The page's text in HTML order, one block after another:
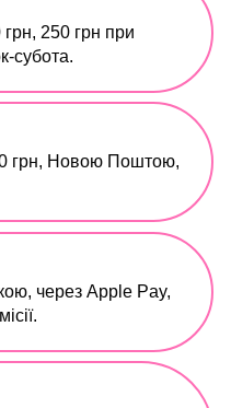
250 грн при
субота.
грн, Новою Поштою,
через Apple Pay,